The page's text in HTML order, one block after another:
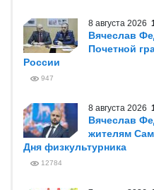
8 августа 2026
Вячеслав
Почетной
России
947
8 августа 2026
Вячеслав
жителям
Дня физкультурника
12784